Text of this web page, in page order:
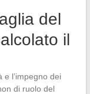
del
il
l’impegno dei
di ruolo del